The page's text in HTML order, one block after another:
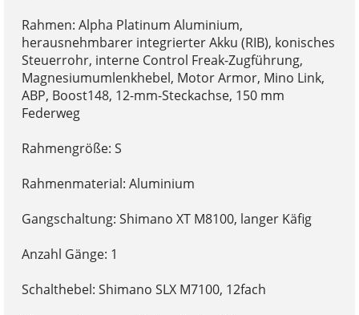
Rahmen: Alpha Platinum Aluminium,
herausnehmbarer integrierter Akku (RIB), konisches
Steuerrohr, interne Control Freak-Zugführung,
Magnesiumumlenkhebel, Motor Armor, Mino Link,
ABP, Boost148, 12-mm-Steckachse, 150 mm
Federweg
Rahmengröße: S
Rahmenmaterial: Aluminium
Gangschaltung: Shimano XT M8100, langer Käfig
Anzahl Gänge: 1
Schalthebel: Shimano SLX M7100, 12fach